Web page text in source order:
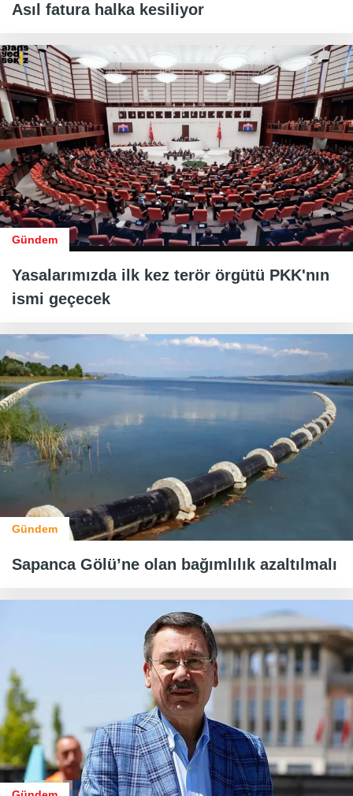
Asıl fatura halka kesiliyor
Gündem
Yasalarımızda ilk kez terör örgütü PKK'nın
ismi geçecek
Gündem
Sapanca Gölü’ne olan bağımlılık azaltılmalı